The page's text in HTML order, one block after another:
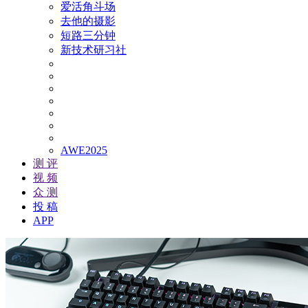
爱活角斗场
去他的摄影
短路三分钟
新技术研习社
AWE2025
测 评
视 频
众 测
投 稿
APP